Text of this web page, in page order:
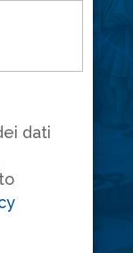
dati